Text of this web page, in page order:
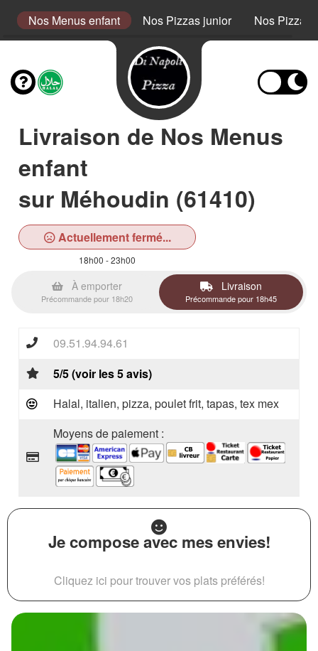
Nos Menus enfant Nos Pizzas junior Nos Pizzas
Livraison de Nos Menus
enfant
sur Méhoudin (61410)
Actuellement fermé...
18h00 - 23h00
À emporter
Précommande pour 18h20
Livraison
Précommande pour 18h45
09.51.94.94.61
5/5 (voir les 5 avis)
Halal, italien, pizza, poulet frit, tapas, tex mex
Moyens de paiement :
Je compose avec mes envies!
Cliquez ici pour trouver vos plats préférés!